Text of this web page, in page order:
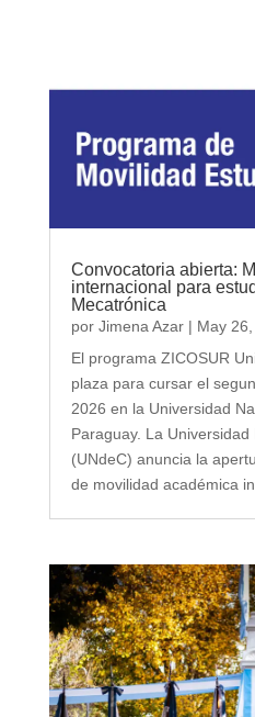
Convocatoria abierta:
internacional para
Mecatrónica
por Jimena Azar| May
El programa ZICOSUR
plaza para cursar el
2026 en la Universidad
Paraguay. La
(UNdeC) anuncia la
de movilidad académica